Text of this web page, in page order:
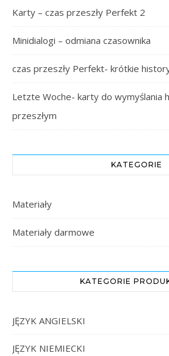
Karty – czas przeszły Perfekt 2
Minidialogi – odmiana czasownika
czas przeszły Perfekt- krótkie
Letzte Woche- karty do wymyślania
przeszłym
KATEGORIE
Materiały
Materiały darmowe
KATEGORIE
JĘZYK ANGIELSKI
JĘZYK NIEMIECKI